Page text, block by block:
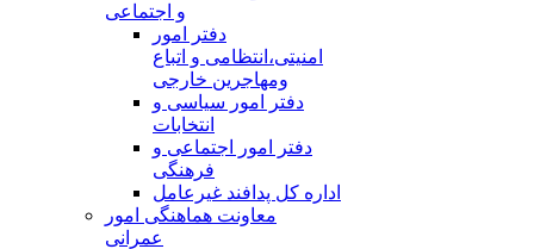
و اجتماعی
دفتر امور
امنيتی،انتظامی و اتباع
ومهاجرین خارجی
دفتر امور سیاسی و
انتخابات
دفتر امور اجتماعی و
فرهنگی
اداره کل پدافند غیرعامل
معاونت هماهنگی امور
عمرانی